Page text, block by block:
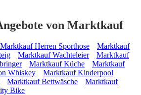
von Marktkauf
Marktkauf Herren Sporthose
Marktkauf
Marktkauf Wachteleier
Marktkauf
Marktkauf Küche
Marktkauf
Whiskey
Marktkauf Kinderpool
Marktkauf Bettwäsche
Marktkauf
Bike